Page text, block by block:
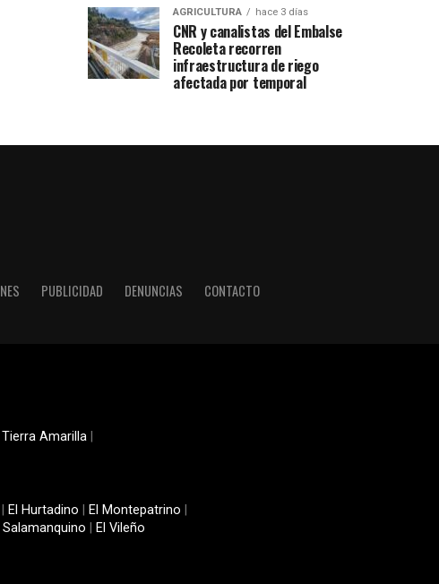
AGRICULTURA hace 3 días
CNR y canalistas del Embalse
Recoleta recorren
infraestructura de riego
afectada por temporal
PUBLICIDAD DENUNCIAS CONTACTO
Tierra Amarilla
El Hurtadino El Montepatrino
Salamanquino El Vileño